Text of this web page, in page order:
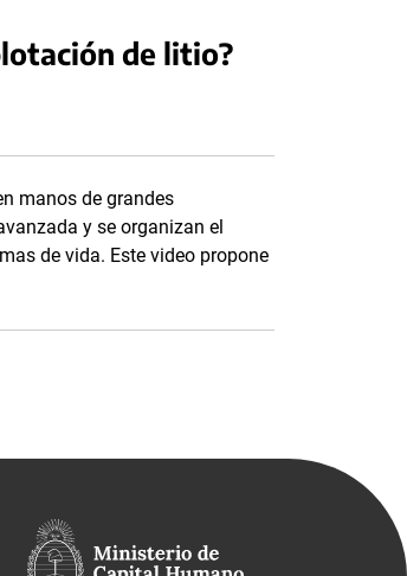
de litio?
manos de grandes
y se organizan el
de vida. Este video propone